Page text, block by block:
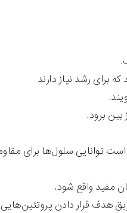
برای رشد نیاز دارند
برود.
توانایی سلول‌ها برای
مفید واقع شود.
هدف قرار دادن